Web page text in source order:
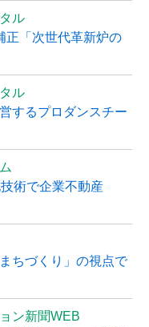
ル
正「次世代革新炉の
ル
するプロダンスチー
術で企業不動産
ちづくり」の視点で
ン新聞WEB